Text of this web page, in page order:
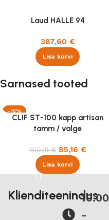
Laud HALLE 94
387,60 €
Lisa korvi
Sarnased tooted
-15%
CLIF ST-100 kapp artisan
tamm / valge
100,19€ 85,16 €
Lisa korvi
Klienditeenindus
10.00
-